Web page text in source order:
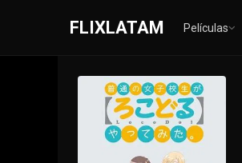
FLIXLATAM Películas